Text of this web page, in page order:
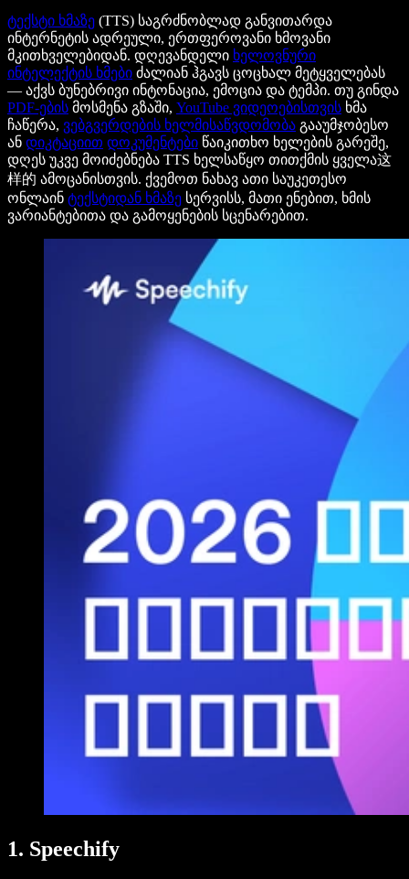
ტექსტი ხმაზე (TTS) საგრძნობლად განვითარდა
ინტერნეტის ადრეული, ერთფეროვანი ხმოვანი
მკითხველებიდან. დღევანდელი ხელოვნური
ინტელექტის ხმები ძალიან ჰგავს ცოცხალ მეტყველებას
— აქვს ბუნებრივი ინტონაცია, ემოცია და ტემპი. თუ გინდა
PDF-ების მოსმენა გზაში, YouTube ვიდეოებისთვის ხმა
ჩაწერა, ვებგვერდების ხელმისაწვდომობა გააუმჯობესო
ან დიკტაციით დოკუმენტები წაიკითხო ხელების გარეშე,
დღეს უკვე მოიძებნება TTS ხელსაწყო თითქმის ყველა这
样的 ამოცანისთვის. ქვემოთ ნახავ ათი საუკეთესო
ონლაინ ტექსტიდან ხმაზე სერვისს, მათი ენებით, ხმის
ვარიანტებითა და გამოყენების სცენარებით.
1. Speechify